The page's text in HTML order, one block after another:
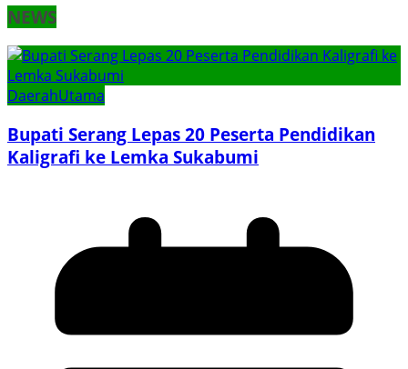
NEWS
DaerahUtama
Bupati Serang Lepas 20 Peserta Pendidikan
Kaligrafi ke Lemka Sukabumi